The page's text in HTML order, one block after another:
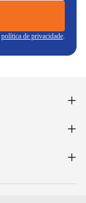
política de privacidade.
+
+
+